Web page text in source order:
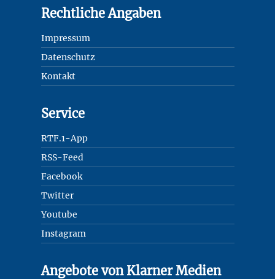
Rechtliche Angaben
Impressum
Datenschutz
Kontakt
Service
RTF.1-App
RSS-Feed
Facebook
Twitter
Youtube
Instagram
Angebote von Klarner Medien